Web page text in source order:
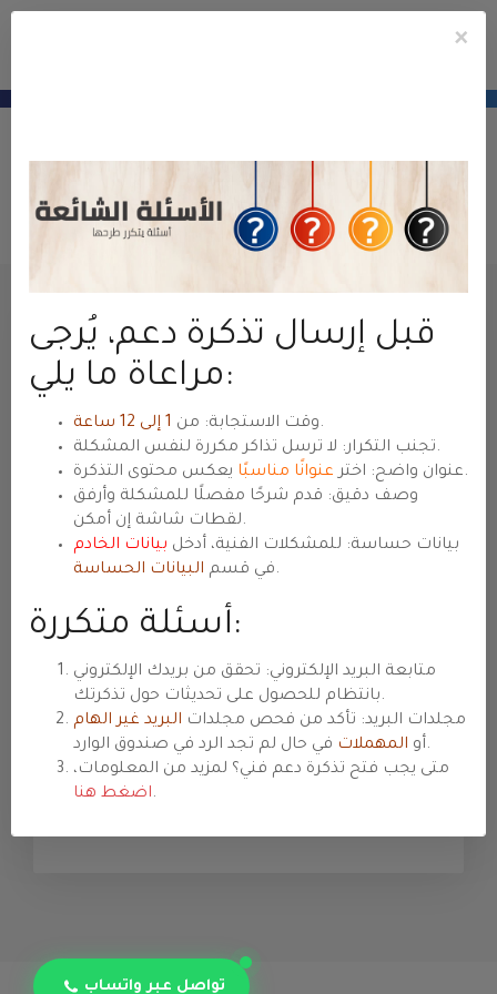
Új Támogatási Jegy
Ügyfélkapu Ügyfél terület
Jegy beküldése
Ha nem talál megoldást a tudásbázisban, akkor
nyújtson be jegyet és válassza ki a megfelelő
osztályt.
التصميم والتطوير
تصميم وتطوير مواقع ووردبريس/مخصّص،
تخصيصات وإصلاحات برمجية. أمثلة: تطوير ميزة،
تعديل قالب/إضافة، إصلاحات CSS/JS/PHP.
عروض وأسعار ومواصفات وخطط ترقية
تسعير VPS/كلاود، متطلبات خاصة.
الفوترة والمدفوعات
فواتير ومدفوعات وتجديدات وترقيات/تخفيضات
ورصيد الحساب. أمثلة: سؤال عن فاتورة، تأكيد
تواصل عبر واتساب
×
قبل إرسال تذكرة دعم، يُرجى
مراعاة ما يلي:
وقت الاستجابة: من 1 إلى 12 ساعة
.
تجنب التكرار: لا ترسل تذاكر مكررة لنفس المشكلة.
عنوان واضح: اختر عنوانًا مناسبًا
يعكس محتوى التذكرة.
وصف دقيق: قدم شرحًا مفصلًا للمشكلة وأرفق
لقطات شاشة إن أمكن.
بيانات حساسة: للمشكلات الفنية، أدخل بيانات الخادم
في قسم البيانات الحساسة .
أسئلة متكررة:
متابعة البريد الإلكتروني: تحقق من بريدك الإلكتروني
بانتظام للحصول على تحديثات حول تذكرتك.
مجلدات البريد: تأكد من فحص مجلدات البريد غير الهام
أو المهملات
في حال لم تجد الرد في صندوق الوارد.
متى يجب فتح تذكرة دعم فني؟ لمزيد من المعلومات،
اضغط هنا.